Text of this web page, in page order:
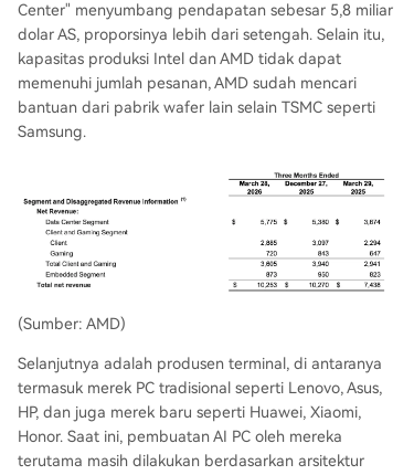
Center" menyumbang pendapatan sebesar 5,8 miliar
dolar AS, proporsinya lebih dari setengah. Selain itu,
kapasitas produksi Intel dan AMD tidak dapat
memenuhi jumlah pesanan, AMD sudah mencari
bantuan dari pabrik wafer lain selain TSMC seperti
Samsung.
(Sumber: AMD)
Selanjutnya adalah produsen terminal, di antaranya
termasuk merek PC tradisional seperti Lenovo, Asus,
HP, dan juga merek baru seperti Huawei, Xiaomi,
Honor. Saat ini, pembuatan AI PC oleh mereka
terutama masih dilakukan berdasarkan arsitektur